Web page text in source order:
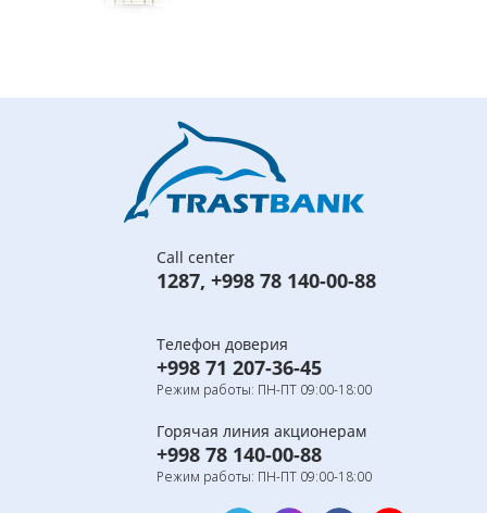
Call center
1287, +998 78 140-00-88
Телефон доверия
+998 71 207-36-45
Режим работы: ПН-ПТ 09:00-18:00
Горячая линия акционерам
+998 78 140-00-88
Режим работы: ПН-ПТ 09:00-18:00